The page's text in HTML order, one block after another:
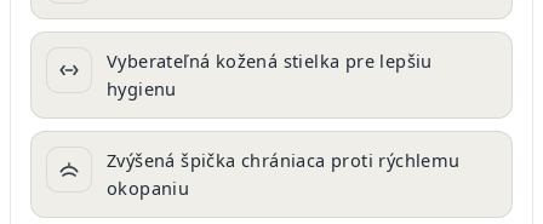
Vyberateľná kožená stielka pre lepšiu
hygienu
Zvýšená špička chrániaca proti rýchlemu
okopaniu